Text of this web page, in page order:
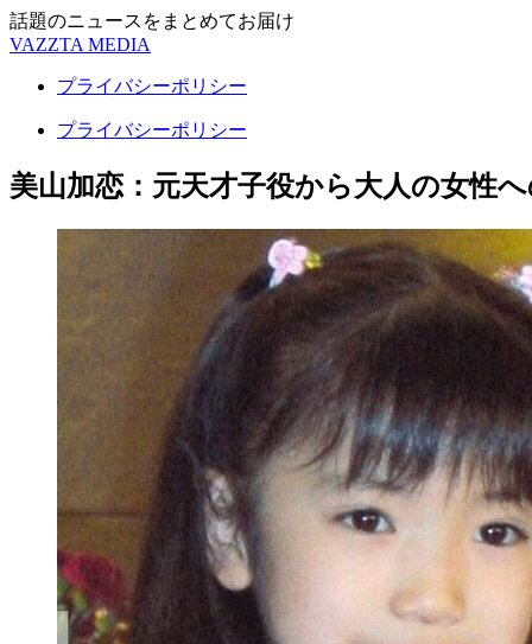
話題のニュースをまとめてお届け
VAZZTA MEDIA
プライバシーポリシー
プライバシーポリシー
美山加恋：元天才子役から大人の女性